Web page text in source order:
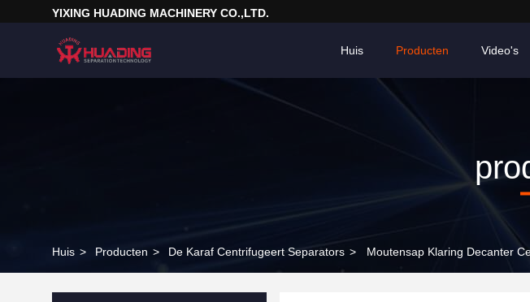
YIXING HUADING MACHINERY CO.,LTD.
Huis Producten Video's
Huis > Producten > De Karaf Centrifugeert Separators > Moutensap Klaring Decanter